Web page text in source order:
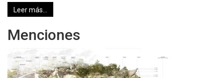
Leer más...
Menciones